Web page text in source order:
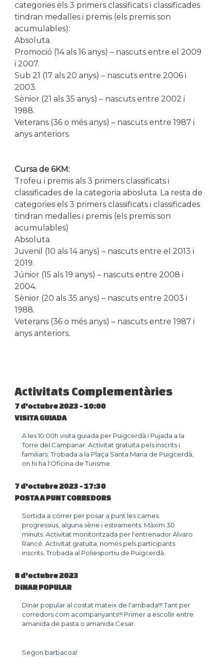
categories els 3 primers classificats i classificades
tindran medalles i premis (els premis son
acumulables):
Absoluta.
Promoció (14 als 16 anys) – nascuts entre el 2009
i 2007.
Sub 21 (17 als 20 anys) – nascuts entre 2006 i
2003.
Sènior (21 als 35 anys) – nascuts entre 2002 i
1988.
Veterans (36 o més anys) – nascuts entre 1987 i
anys anteriors.
Cursa de 6KM:
Trofeu i premis als 3 primers classificats i
classificades de la categoria abosluta. La resta de
categories els 3 primers classificats i classificades
tindran medalles i premis (els premis son
acumulables)
Absoluta.
Juvenil (10 als 14 anys) – nascuts entre el 2013 i
2019.
Júnior (15 als 19 anys) – nascuts entre 2008 i
2004.
Sènior (20 als 35 anys) – nascuts entre 2003 i
1988.
Veterans (36 o més anys) – nascuts entre 1987 i
anys anteriors.
Activitats Complementàries
7 d'octubre 2023 - 10:00
VISITA GUIADA
A les 10:00h visita guiada per Puigcerdà i Pujada a la
Torre del Campanar. Activitat gratuïta pels inscrits i
familiars. Trobada a la Plaça Santa Maria de Puigcerdà,
on hi ha l'Oficina de Turisme.
7 d'octubre 2023 - 17:30
POSTA A PUNT CORREDORS
Sortida a córrer per posar a punt les cames:
progressius, alguna sèrie i estiraments. Màxim 30
minuts. Activitat monitoritzada per l'entrenador Àlvaro
Rancé. Activitat gratuïta, només pels participants
inscrits. Trobada al Poliesportiu de Puigcerdà.
8 d'octubre 2023
DINAR POPULAR
Dinar popular al costat mateix de l'arribada!!! Tant per
corredors com acompanyants!!! Primer a escollir entre
amanida de pasta o amanida Cesar.
Segon barbacoa!